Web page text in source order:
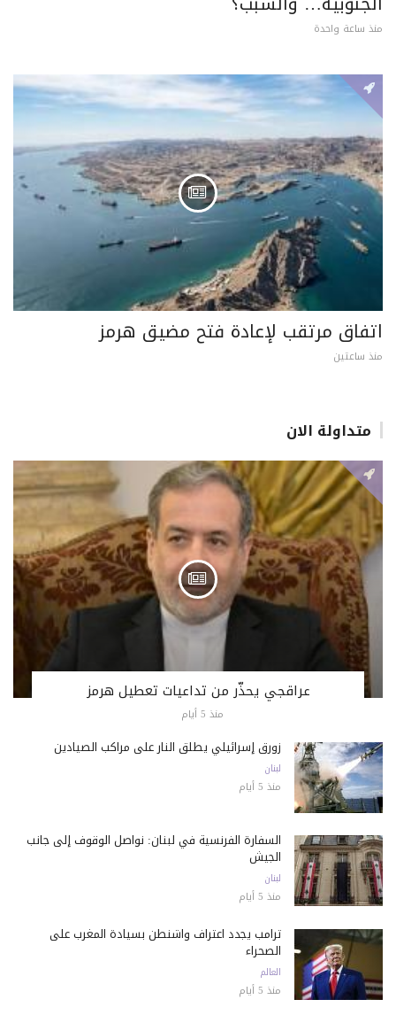
منذ ساعة واحدة
اتفاق مرتقب لإعادة فتح مضيق هرمز
منذ ساعتين
متداولة الان
عراقجي يحذّر من تداعيات تعطيل هرمز
منذ 5 أيام
زورق إسرائيلي يطلق النار على مراكب الصيادين
لبنان
منذ 5 أيام
السفارة الفرنسية في لبنان: نواصل الوقوف إلى جانب
الجيش
لبنان
منذ 5 أيام
ترامب يجدد اعتراف واشنطن بسيادة المغرب على
الصحراء
العالم
منذ 5 أيام